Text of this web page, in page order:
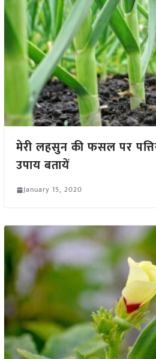
मेरी लहसुन की फसल पर
उपाय बतायें
January 15, 2020